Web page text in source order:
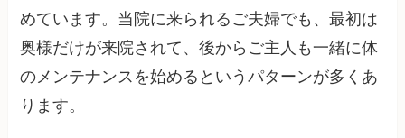
めています。当院に来られるご夫婦でも、最初は
奥様だけが来院されて、後からご主人も一緒に体
のメンテナンスを始めるというパターンが多くあ
ります。